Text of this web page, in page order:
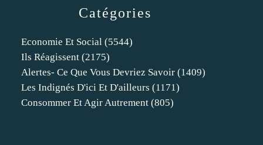
Catégories
Economie Et Social (5544)
Ils Réagissent (2175)
Alertes- Ce Que Vous Devriez Savoir (1409)
Les Indignés D'ici Et D'ailleurs (1171)
Consommer Et Agir Autrement (805)